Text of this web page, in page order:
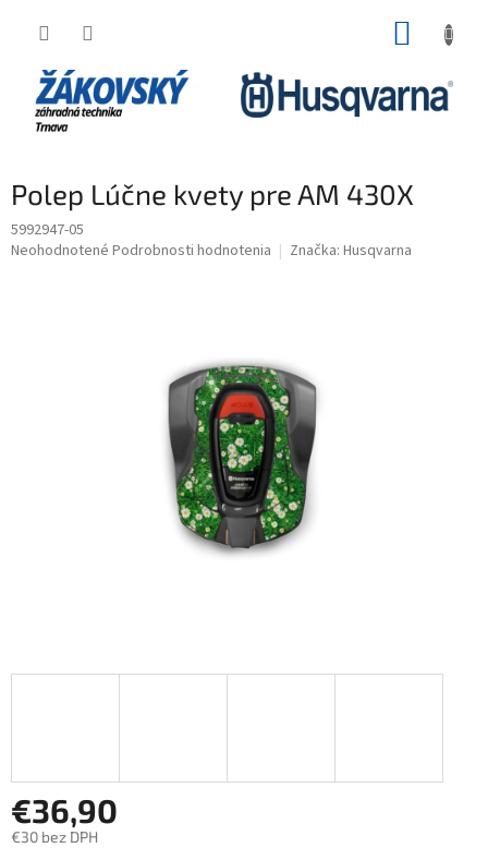
Polep Lúčne kvety pre AM 430X
5992947-05
Priemerné hodnotenie produktu je 0,0 z 5 hviezdičiek.
Neohodnotené Podrobnosti hodnotenia Značka: Husqvarna
€36,90
€30 bez DPH